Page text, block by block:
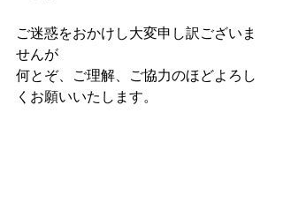
ご迷惑をおかけし大変申し訳ございま
せんが
何とぞ、ご理解、ご協力のほどよろし
くお願いいたします。